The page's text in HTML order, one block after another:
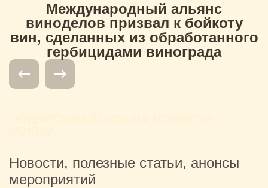
Международный альянс
виноделов призвал к бойкоту
вин, сделанных из обработанного
гербицидами винограда
Новости, полезные статьи, анонсы
мероприятий